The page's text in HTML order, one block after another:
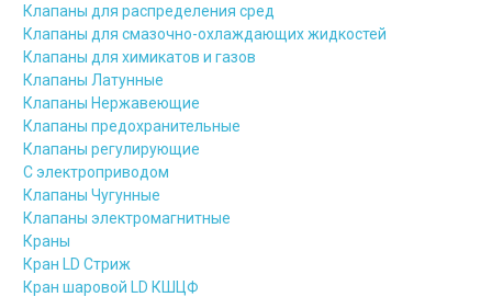
Клапаны для распределения сред
Клапаны для смазочно-охлаждающих жидкостей
Клапаны для химикатов и газов
Клапаны Латунные
Клапаны Нержавеющие
Клапаны предохранительные
Клапаны регулирующие
С электроприводом
Клапаны Чугунные
Клапаны электромагнитные
Краны
Кран LD Стриж
Кран шаровой LD КШЦФ